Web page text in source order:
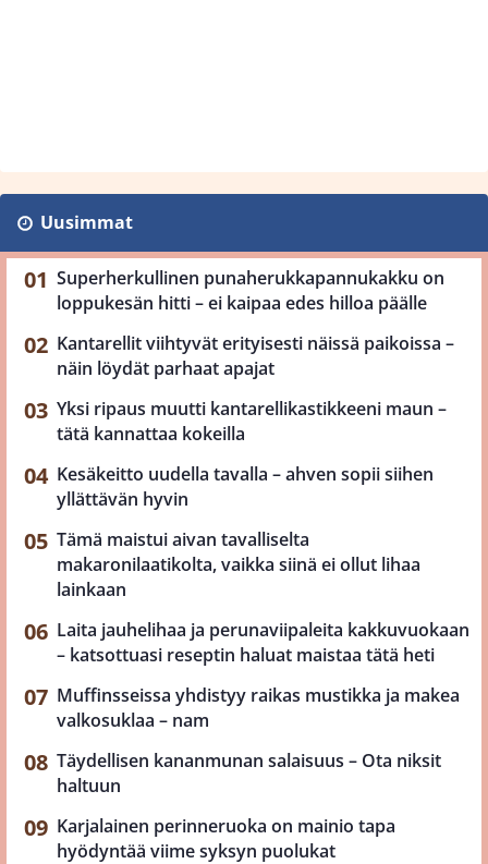
Uusimmat
Superherkullinen punaherukkapannukakku on
loppukesän hitti – ei kaipaa edes hilloa päälle
Kantarellit viihtyvät erityisesti näissä paikoissa –
näin löydät parhaat apajat
Yksi ripaus muutti kantarellikastikkeeni maun –
tätä kannattaa kokeilla
Kesäkeitto uudella tavalla – ahven sopii siihen
yllättävän hyvin
Tämä maistui aivan tavalliselta
makaronilaatikolta, vaikka siinä ei ollut lihaa
lainkaan
Laita jauhelihaa ja perunaviipaleita kakkuvuokaan
– katsottuasi reseptin haluat maistaa tätä heti
Muffinsseissa yhdistyy raikas mustikka ja makea
valkosuklaa – nam
Täydellisen kananmunan salaisuus – Ota niksit
haltuun
Karjalainen perinneruoka on mainio tapa
hyödyntää viime syksyn puolukat